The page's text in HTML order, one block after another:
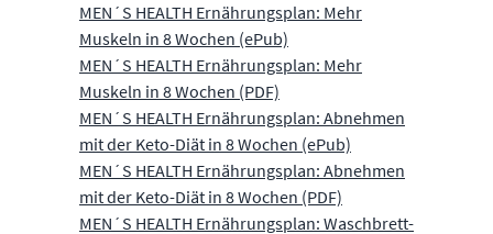
MEN´S HEALTH Ernährungsplan: Mehr
Muskeln in 8 Wochen (ePub)
MEN´S HEALTH Ernährungsplan: Mehr
Muskeln in 8 Wochen (PDF)
MEN´S HEALTH Ernährungsplan: Abnehmen
mit der Keto-Diät in 8 Wochen (ePub)
MEN´S HEALTH Ernährungsplan: Abnehmen
mit der Keto-Diät in 8 Wochen (PDF)
MEN´S HEALTH Ernährungsplan: Waschbrett-